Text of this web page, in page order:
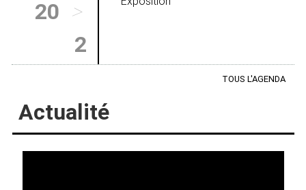
20 >
2
TOUS L'AGENDA
Actualité